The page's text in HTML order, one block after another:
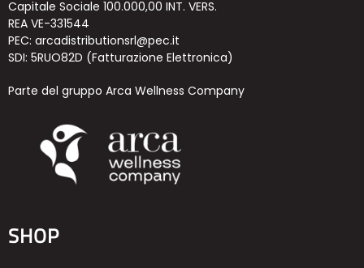
Capitale Sociale 100.000,00 INT. VERS.
REA VE-331544
PEC: arcadistributionsrl@pec.it
SDI: 5RUO82D (Fatturazione Elettronica)
Parte del gruppo Arca Wellness Company
SHOP